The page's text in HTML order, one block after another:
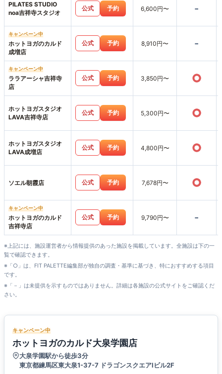
PILATES STUDIO
noa吉祥寺スタジオ
公式 予約 6,600円〜 -
キャンペーン中
ホットヨガのカルド
成増店
公式 予約 8,910円〜 -
キャンペーン中
ララアーシャ吉祥寺
店
公式 予約 3,850円〜 ○
ホットヨガスタジオ
LAVA吉祥寺店
公式 予約 5,300円〜 ○
ホットヨガスタジオ
LAVA成増店
公式 予約 4,800円〜 ○
ソエル朝霞店 公式 予約 7,678円〜 ○
キャンペーン中
ホットヨガのカルド
吉祥寺店
公式 予約 9,790円〜 -
※上記には、施設運営者から情報提供のあった施設を掲載しています。全施設は下の一
覧で確認できます。
※「○」は、FIT PALETTE編集部が独自の調査・基準に基づき、特におすすめする項目
です。
※「－」は未提供を示すものではありません。詳細は各施設の公式サイトをご確認くだ
さい。
キャンペーン中
ホットヨガのカルド大泉学園店
大泉学園駅から徒歩3分
東京都練馬区東大泉1-37-7 ドラゴンスクエアⅠビル2F